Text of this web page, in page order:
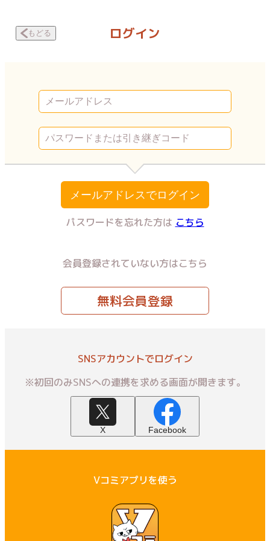
もどる ログイン
メールアドレスでログイン
パスワードを忘れた方は こちら
会員登録されていない方はこちら
無料会員登録
SNSアカウントでログイン
※初回のみSNSへの連携を求める画面が開きます。
X Facebook
Vコミアプリを使う